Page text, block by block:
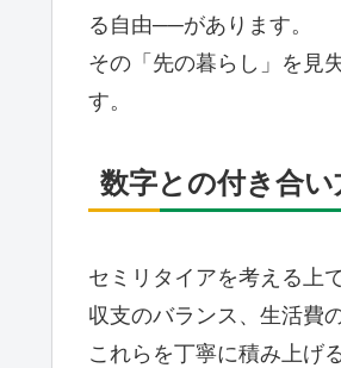
る自由──があります。
その「先の暮らし」を見
す。
数字との付き合い
セミリタイアを考える上
収支のバランス、生活費
これらを丁寧に積み上げ